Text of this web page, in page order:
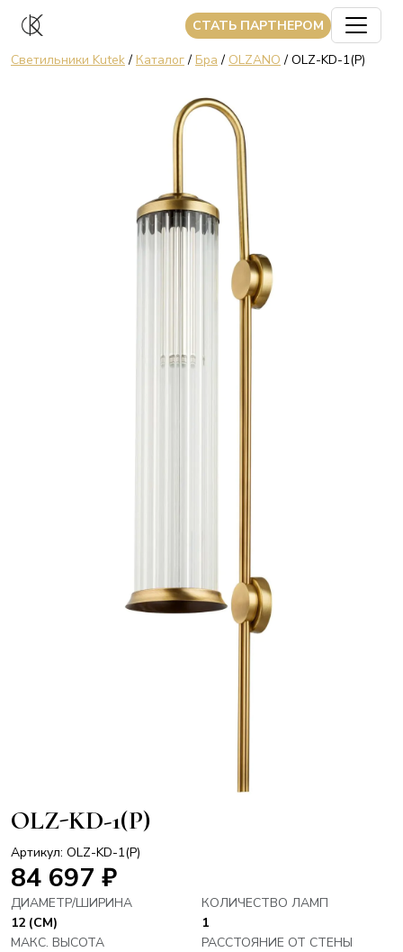
CТАТЬ ПАРТНЕРОМ
Светильники Kutek/ Каталог/ Бра / OLZANO / OLZ-KD-1(P)
OLZ-KD-1(P)
Артикул: OLZ-KD-1(P)
84 697 ₽
ДИАМЕТР/ШИРИНА
12 (СМ)
КОЛИЧЕСТВО ЛАМП
1
МАКС. ВЫСОТА
РАССТОЯНИЕ ОТ СТЕНЫ